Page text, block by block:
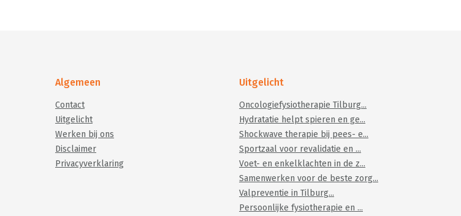
Algemeen
Contact
Uitgelicht
Werken bij ons
Disclaimer
Privacyverklaring
Uitgelicht
Oncologiefysiotherapie Tilburg...
Hydratatie helpt spieren en ge...
Shockwave therapie bij pees- e...
Sportzaal voor revalidatie en ...
Voet- en enkelklachten in de z...
Samenwerken voor de beste zorg...
Valpreventie in Tilburg...
Persoonlijke fysiotherapie en ...